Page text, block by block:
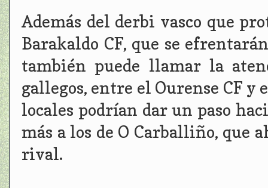
Además del derbi vasco que
Barakaldo CF, que se
también puede llamar la
gallegos, entre el Ourense CF
locales podrían dar un paso
más a los de O Carballiño, que
rival.